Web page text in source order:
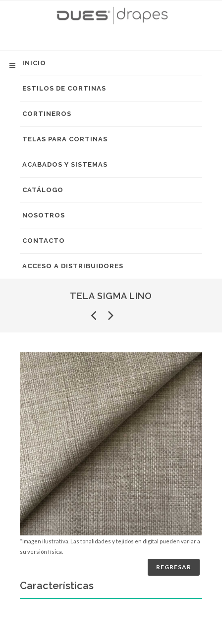
INICIO
ESTILOS DE CORTINAS
CORTINEROS
TELAS PARA CORTINAS
ACABADOS Y SISTEMAS
CATÁLOGO
NOSOTROS
CONTACTO
ACCESO A DISTRIBUIDORES
TELA SIGMA LINO
*Imagen ilustrativa. Las tonalidades y tejidos en digital pueden variar a
su versión física.
REGRESAR
Características